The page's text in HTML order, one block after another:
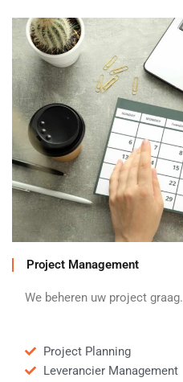
Project Management
We beheren uw project graag.
Project Planning
Leverancier Management